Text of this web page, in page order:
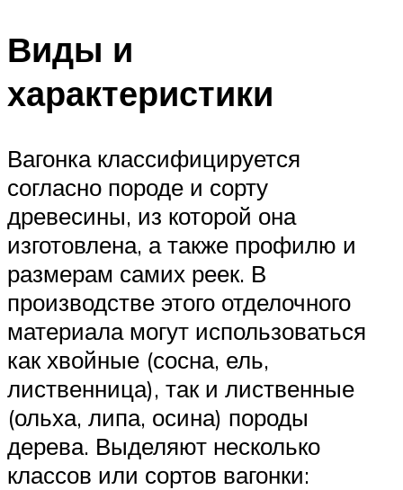
Виды и
характеристики
Вагонка классифицируется
согласно породе и сорту
древесины, из которой она
изготовлена, а также профилю и
размерам самих реек. В
производстве этого отделочного
материала могут использоваться
как хвойные (сосна, ель,
лиственница), так и лиственные
(ольха, липа, осина) породы
дерева. Выделяют несколько
классов или сортов вагонки: